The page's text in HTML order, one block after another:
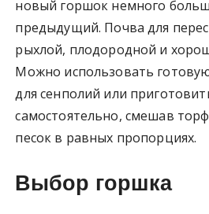
новый горшок немного
предыдущий. Почва для
рыхлой, плодородной и
Можно использовать
для сенполий или
самостоятельно, смешав
песок в равных пропорциях.
Выбор горшка